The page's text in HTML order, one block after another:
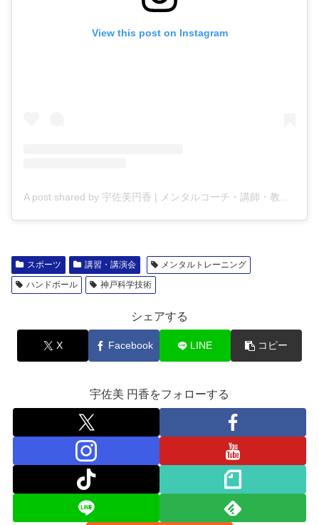
View this post on Instagram
スポーツ 講習・講演会
メンタルトレーニング
ハンドボール
神戸科学技術
シェアする
X Facebook LINE コピー
宇佐美 円香をフォローする